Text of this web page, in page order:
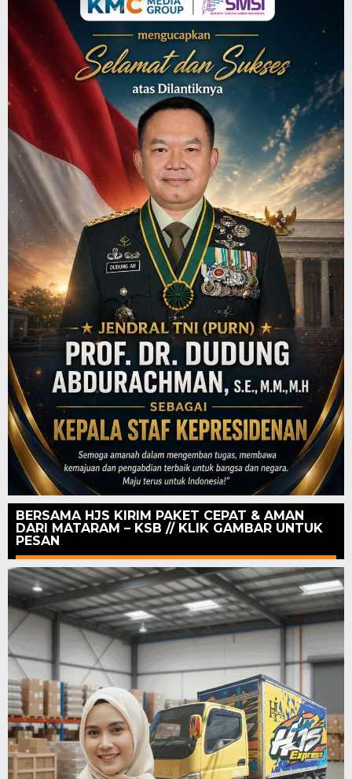
BERSAMA HJS KIRIM PAKET CEPAT & AMAN
DARI MATARAM – KSB // KLIK GAMBAR UNTUK
PESAN